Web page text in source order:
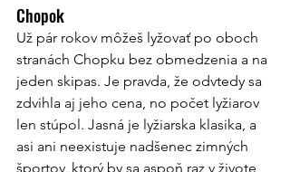
Chopok
Už pár rokov môžeš lyžovať po oboch
stranách Chopku bez obmedzenia a na
jeden skipas. Je pravda, že odvtedy sa
zdvihla aj jeho cena, no počet lyžiarov
len stúpol. Jasná je lyžiarska klasika, a
asi ani neexistuje nadšenec zimných
športov, ktorý by sa aspoň raz v živote